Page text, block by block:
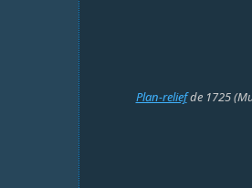
Plan-reliefde 1725